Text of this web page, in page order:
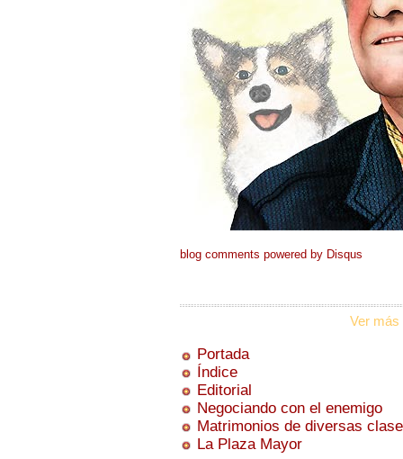
blog comments powered by Disqus
Ver más
Portada
Índice
Editorial
Negociando con el enemigo
Matrimonios de diversas
La Plaza Mayor